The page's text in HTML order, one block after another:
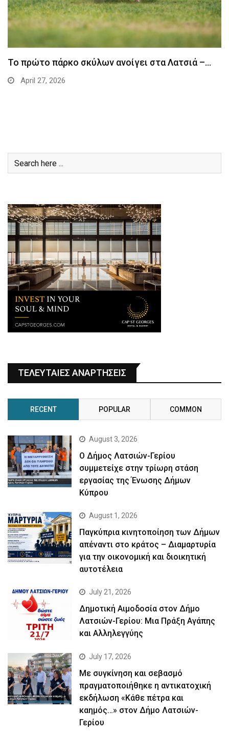
Το πρώτο πάρκο σκύλων ανοίγει στα Λατσιά –…
April 27, 2026
ΤΕΛΕΥΤΑΙΕΣ ΑΝΑΡΤΗΣΕΙΣ
RECENT POPULAR COMMON
August 3, 2026
Ο Δήμος Λατσιών-Γερίου
συμμετείχε στην τρίωρη στάση
εργασίας της Ένωσης Δήμων
Κύπρου
August 1, 2026
Παγκύπρια κινητοποίηση των Δήμων
απέναντι στο κράτος – Διαμαρτυρία
για την οικονομική και διοικητική
αυτοτέλεια
July 21, 2026
Δημοτική Αιμοδοσία στον Δήμο
Λατσιών-Γερίου: Μια Πράξη Αγάπης
και Αλληλεγγύης
July 17, 2026
Με συγκίνηση και σεβασμό
πραγματοποιήθηκε η αντικατοχική
εκδήλωση «Κάθε πέτρα και
καημός…» στον Δήμο Λατσιών-
Γερίου